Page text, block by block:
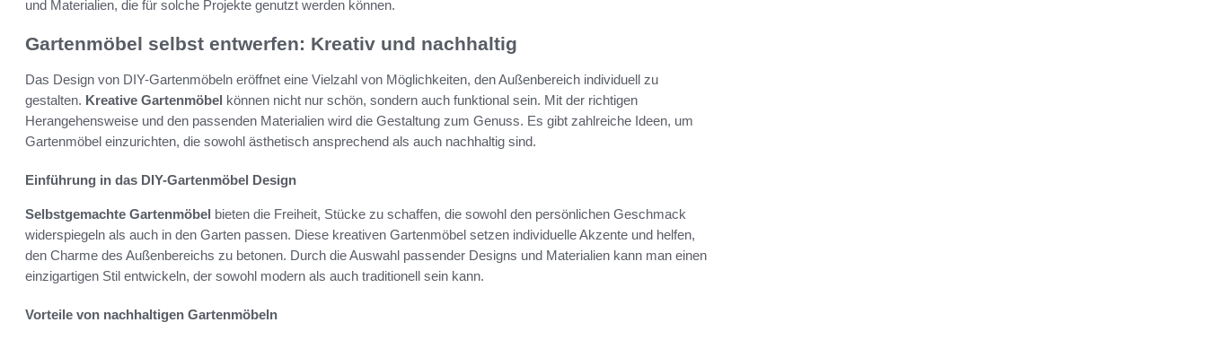
und Materialien, die für solche Projekte genutzt werden können.
Gartenmöbel selbst entwerfen: Kreativ und nachhaltig
Das Design von DIY-Gartenmöbeln eröffnet eine Vielzahl von Möglichkeiten, den Außenbereich individuell zu
gestalten. Kreative Gartenmöbel können nicht nur schön, sondern auch funktional sein. Mit der richtigen
Herangehensweise und den passenden Materialien wird die Gestaltung zum Genuss. Es gibt zahlreiche Ideen, um
Gartenmöbel einzurichten, die sowohl ästhetisch ansprechend als auch nachhaltig sind.
Einführung in das DIY-Gartenmöbel Design
Selbstgemachte Gartenmöbel bieten die Freiheit, Stücke zu schaffen, die sowohl den persönlichen Geschmack
widerspiegeln als auch in den Garten passen. Diese kreativen Gartenmöbel setzen individuelle Akzente und helfen,
den Charme des Außenbereichs zu betonen. Durch die Auswahl passender Designs und Materialien kann man einen
einzigartigen Stil entwickeln, der sowohl modern als auch traditionell sein kann.
Vorteile von nachhaltigen Gartenmöbeln